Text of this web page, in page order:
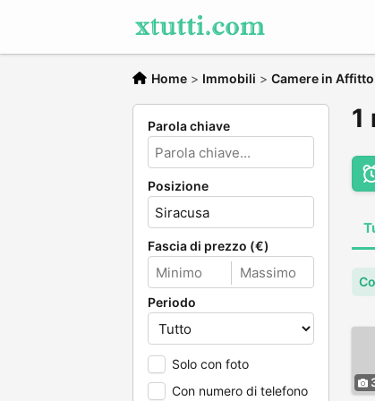
Home > Immobili > Camere in Affitto
Parola chiave
Posizione
Fascia di prezzo (€)
Periodo
Solo con foto
Con numero di telefono
1